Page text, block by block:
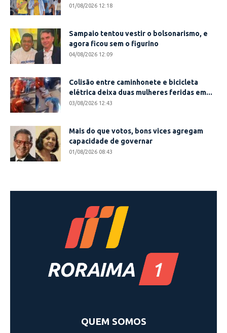
01/08/2026 12:18
Sampaio tentou vestir o bolsonarismo, e
agora ficou sem o figurino
04/08/2026 12:09
Colisão entre caminhonete e bicicleta
elétrica deixa duas mulheres feridas em...
03/08/2026 12:43
Mais do que votos, bons vices agregam
capacidade de governar
01/08/2026 08:43
QUEM SOMOS